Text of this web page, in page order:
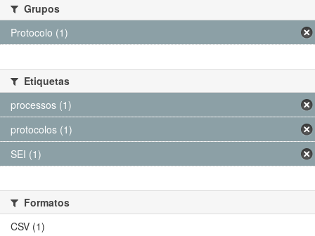
Grupos
Protocolo (1)
Etiquetas
processos (1)
protocolos (1)
SEI (1)
Formatos
CSV (1)